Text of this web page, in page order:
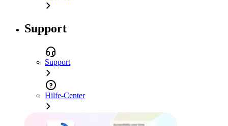
Support
Support
Hilfe-Center